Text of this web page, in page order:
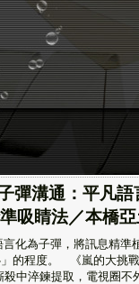
彈溝通：平凡語
吸睛法／本橋
化為子彈，將訊息精準
的程度。 《嵐的大挑
殺中淬鍊提取，電視圈不